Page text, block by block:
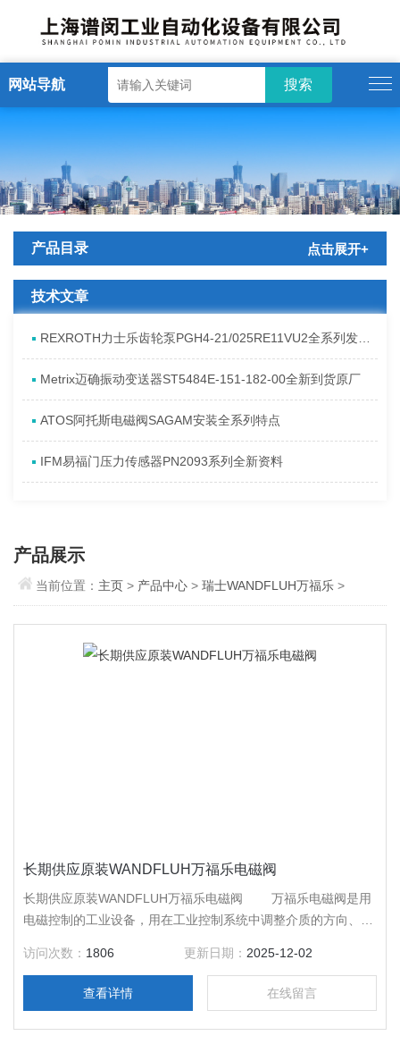
网站导航
产品目录 点击展开+
技术文章
REXROTH力士乐齿轮泵PGH4-21/025RE11VU2全系列发货原理
Metrix迈确振动变送器ST5484E-151-182-00全新到货原厂
ATOS阿托斯电磁阀SAGAM安装全系列特点
IFM易福门压力传感器PN2093系列全新资料
产品展示
当前位置： 主页> 产品中心>瑞士WANDFLUH万福乐 >
长期供应原装WANDFLUH万福乐电磁阀
长期供应原装WANDFLUH万福乐电磁阀 万福乐电磁阀是用
电磁控制的工业设备，用在工业控制系统中调整介质的方向、流
制，主要的控制方式由继电器控制。
访问次数： 1806 更新日期： 2025-12-02
查看详情 在线留言